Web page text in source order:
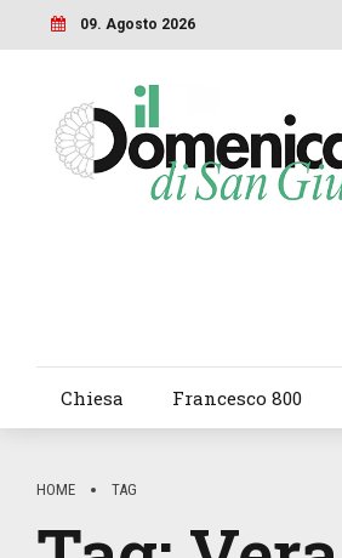
09. Agosto 2026
Chiesa Francesco 800
HOME TAG